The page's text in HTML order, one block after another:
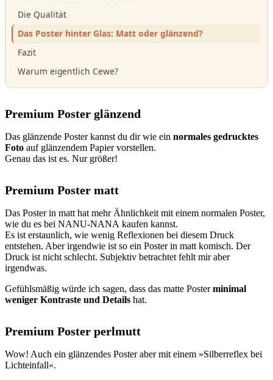
Die Qualität
Das Poster hinter Glas: Matt oder glänzend?
Fazit
Warum eigentlich Cewe?
Premium Poster glänzend
Das glänzende Poster kannst du dir wie ein normales gedrucktes
Foto auf glänzendem Papier vorstellen.
Genau das ist es. Nur größer!
Premium Poster matt
Das Poster in matt hat mehr Ähnlichkeit mit einem normalen Poster,
wie du es bei NANU-NANA kaufen kannst.
Es ist erstaunlich, wie wenig Reflexionen bei diesem Druck
entstehen. Aber irgendwie ist so ein Poster in matt komisch. Der
Druck ist nicht schlecht. Subjektiv betrachtet fehlt mir aber
irgendwas.
Gefühlsmäßig würde ich sagen, dass das matte Posterminimal
weniger Kontraste und Details hat.
Premium Poster perlmutt
Wow! Auch ein glänzendes Poster aber mit einem »Silberreflex bei
Lichteinfall«.